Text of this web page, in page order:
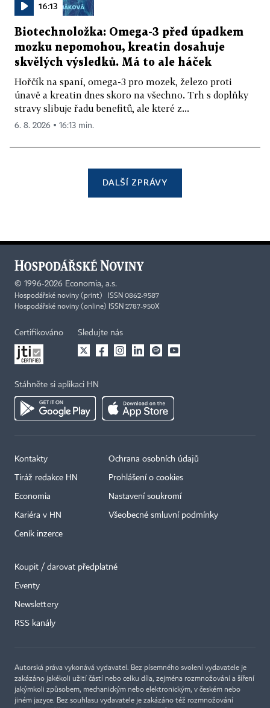
16:13
Biotechnoložka: Omega-3 před úpadkem
mozku nepomohou, kreatin dosahuje
skvělých výsledků. Má to ale háček
Hořčík na spaní, omega-3 pro mozek, železo proti
únavě a kreatin dnes skoro na všechno. Trh s doplňky
stravy slibuje řadu benefitů, ale které z...
6. 8. 2026 ▪ 16:13 min.
DALŠÍ ZPRÁVY
© 1996-2026 Economia, a.s.
Hospodářské noviny (print) ISSN 0862-9587
Hospodářské noviny (online) ISSN 2787-950X
Certifikováno Sledujte nás
Stáhněte si aplikaci HN
Kontakty
Tiráž redakce HN
Economia
Kariéra v HN
Ceník inzerce
Ochrana osobních údajů
Prohlášení o cookies
Nastavení soukromí
Všeobecné smluvní podmínky
Koupit / darovat předplatné
Eventy
Newslettery
RSS kanály
Autorská práva vykonává vydavatel. Bez písemného svolení vydavatele je
zakázáno jakékoli užití částí nebo celku díla, zejména rozmnožování a šíření
jakýmkoli způsobem, mechanickým nebo elektronickým, v českém nebo
jiném jazyce. Bez souhlasu vydavatele je zakázáno též rozmnožování